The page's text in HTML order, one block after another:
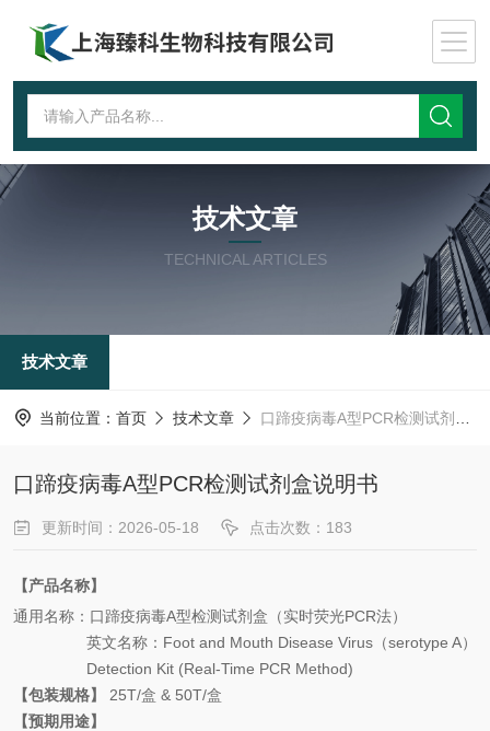
技术文章
TECHNICAL ARTICLES
技术文章
当前位置： 首页 技术文章 口蹄疫病毒A型PCR检测试剂盒说明书
口蹄疫病毒A型PCR检测试剂盒说明书
更新时间：2026-05-18 点击次数：183
【产品名称】
通用名称： 口蹄疫病毒A型检测试剂盒（实时荧光PCR法）
英文名称 ： Foot and Mouth Disease Virus （serotype A）
Detection Kit (Real-Time PCR Method)
【包装规格】
25T/盒 & 50T/盒
【预期用途】